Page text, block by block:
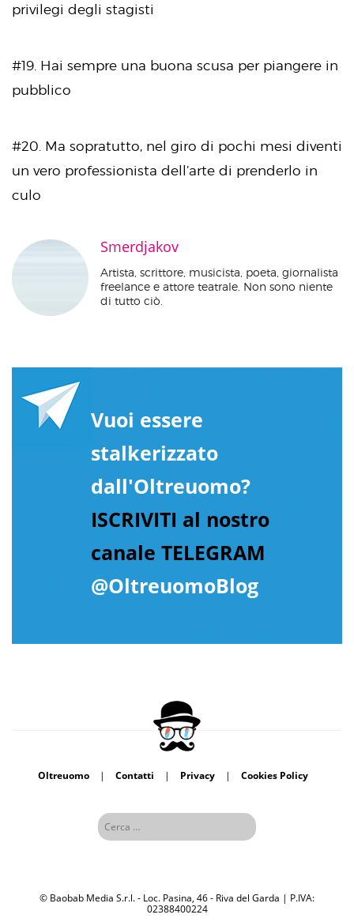
privilegi degli stagisti
#19. Hai sempre una buona scusa per piangere in
pubblico
#20. Ma sopratutto, nel giro di pochi mesi diventi
un vero professionista dell’arte di prenderlo in
culo
Smerdjakov
Artista, scrittore, musicista, poeta, giornalista
freelance e attore teatrale. Non sono niente
di tutto ciò.
Vuoi essere
stalkerizzato
dall'Oltreuomo?
ISCRIVITI al nostro
canale TELEGRAM
@OltreuomoBlog
Oltreuomo | Contatti | Privacy | Cookies Policy
© Baobab Media S.r.l. - Loc. Pasina, 46 - Riva del Garda | P.IVA:
02388400224